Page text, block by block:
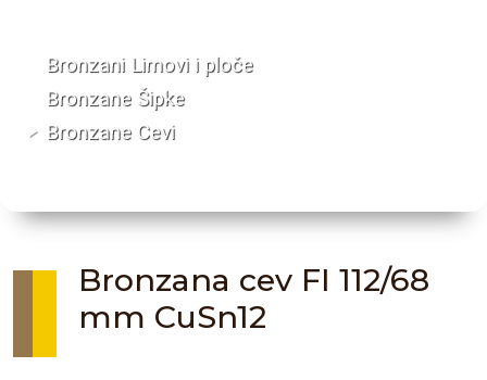
Bronzani Limovi i ploče
Bronzane Šipke
Bronzane Cevi
Bronzana cev FI 112/68
mm CuSn12